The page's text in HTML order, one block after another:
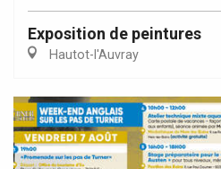
Exposition de peintures
Hautot-l'Auvray